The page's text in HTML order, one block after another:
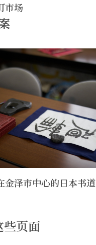
市场
金泽市中心的日本书道
页面